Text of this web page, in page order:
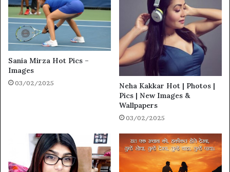
Sania Mirza Hot Pics –
Images
03/02/2025
Neha Kakkar Hot | Photos |
Pics | New Images &
Wallpapers
03/02/2025